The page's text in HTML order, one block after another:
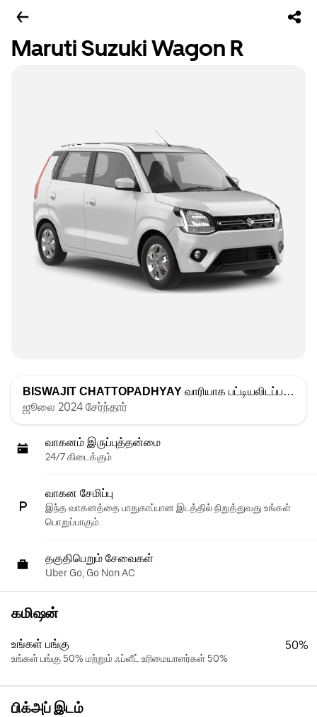
Maruti Suzuki Wagon R
BISWAJIT CHATTOPADHYAY வாரியாக பட்டியலிடப்பட்டது
ஜூலை 2024 சேர்ந்தார்
வாகனம் இருப்புத்தன்மை
24/7 கிடைக்கும்
வாகன சேமிப்பு
இந்த வாகனத்தை பாதுகாப்பான இடத்தில் நிறுத்துவது உங்கள்
பொறுப்பாகும்.
தகுதிபெறும் சேவைகள்
Uber Go, Go Non AC
கமிஷன்
உங்கள் பங்கு
உங்கள் பங்கு 50% மற்றும் ஃப்ளீட் உரிமையாளர்கள் 50%
50%
பிக்அப் இடம்